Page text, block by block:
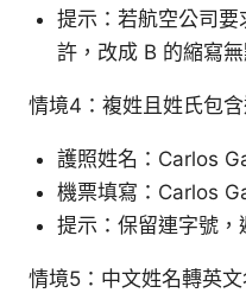
提示：若航空公司
許，改成 B 的縮寫無
情境4：複姓且姓氏包
護照姓名：Carlos
機票填寫：Carlos
提示：保留連字號，
情境5：中文姓名轉英